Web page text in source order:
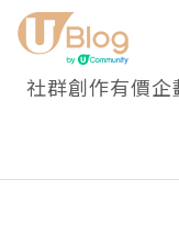
社群創作有價企